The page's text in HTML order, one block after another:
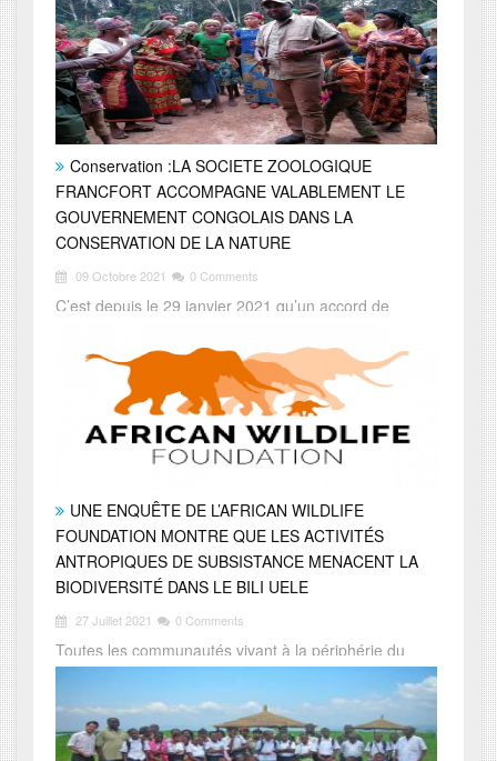
Conservation :LA SOCIETE ZOOLOGIQUE
FRANCFORT ACCOMPAGNE VALABLEMENT LE
GOUVERNEMENT CONGOLAIS DANS LA
CONSERVATION DE LA NATURE
09 Octobre 2021 0 Comments
C’est depuis le 29 janvier 2021 qu’un accord de
UNE ENQUÊTE DE L’AFRICAN WILDLIFE
FOUNDATION MONTRE QUE LES ACTIVITÉS
ANTROPIQUES DE SUBSISTANCE MENACENT LA
BIODIVERSITÉ DANS LE BILI UELE
27 Juillet 2021 0 Comments
Toutes les communautés vivant à la périphérie du
complexe de l'aire prot